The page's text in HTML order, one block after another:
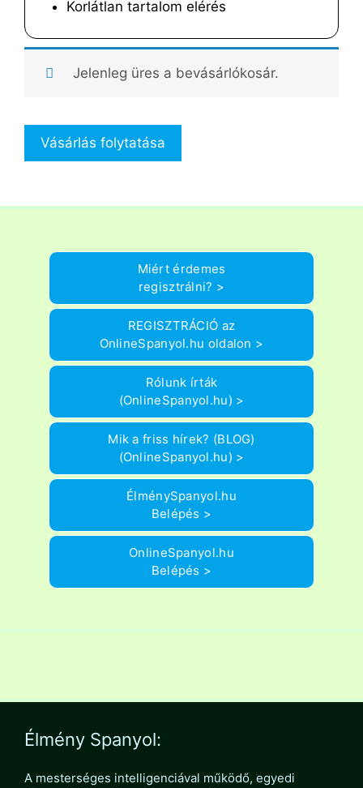
Korlátlan tartalom elérés
Jelenleg üres a bevásárlókosár.
Vásárlás folytatása
Miért érdemes
regisztrálni? >
REGISZTRÁCIÓ az
OnlineSpanyol.hu oldalon >
Rólunk írták
(OnlineSpanyol.hu) >
Mik a friss hírek? (BLOG)
(OnlineSpanyol.hu) >
ÉlménySpanyol.hu
Belépés >
OnlineSpanyol.hu
Belépés >
Élmény Spanyol:
A mesterséges intelligenciával működő, egyedi